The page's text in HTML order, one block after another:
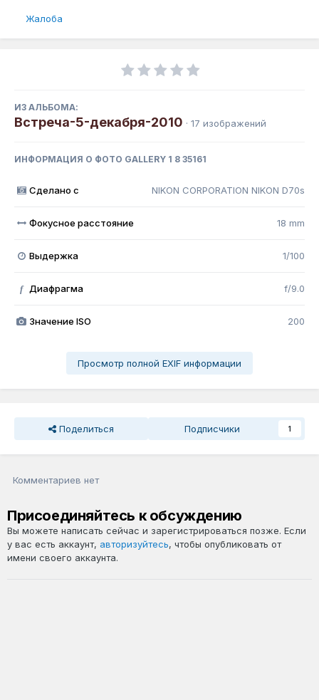
Жалоба
ИЗ АЛЬБОМА:
Встреча-5-декабря-2010 · 17 изображений
ИНФОРМАЦИЯ О ФОТО GALLERY 1 8 35161
Сделано с NIKON CORPORATION NIKON D70s
Фокусное расстояние 18 mm
Выдержка 1/100
f Диафрагма f/9.0
Значение ISO 200
Просмотр полной EXIF информации
Поделиться Подписчики 1
Комментариев нет
Присоединяйтесь к обсуждению
Вы можете написать сейчас и зарегистрироваться позже. Если
у вас есть аккаунт, авторизуйтесь, чтобы опубликовать от
имени своего аккаунта.